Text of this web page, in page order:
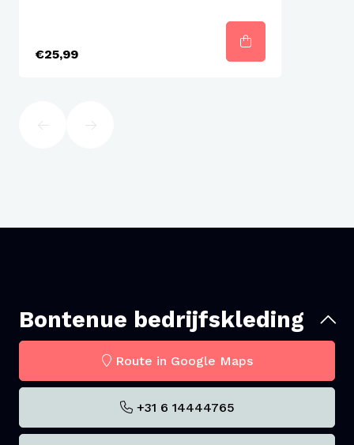
€25,99
Bontenue bedrijfskleding
Route in Google Maps
+31 6 14444765